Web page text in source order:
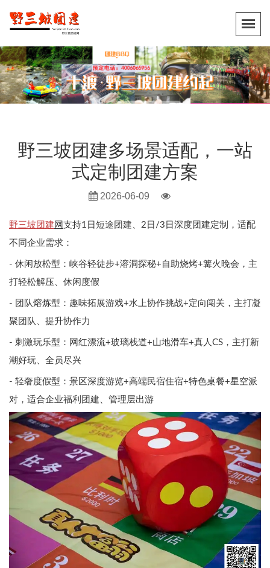
野三坡团建多场景适配，一站
式定制团建方案
2026-06-09
野三坡团建 网 支持1日短途团建、2日/3日深度团建定制，适配
不同企业需求：
- 休闲放松型：峡谷轻徒步+溶洞探秘+自助烧烤+篝火晚会，主
打轻松解压、休闲度假
- 团队熔炼型：趣味拓展游戏+水上协作挑战+定向闯关，主打凝
聚团队、提升协作力
- 刺激玩乐型：网红漂流+玻璃栈道+山地滑车+真人CS，主打新
潮好玩、全员尽兴
- 轻奢度假型：景区深度游览+高端民宿住宿+特色桌餐+星空派
对，适合企业福利团建、管理层出游